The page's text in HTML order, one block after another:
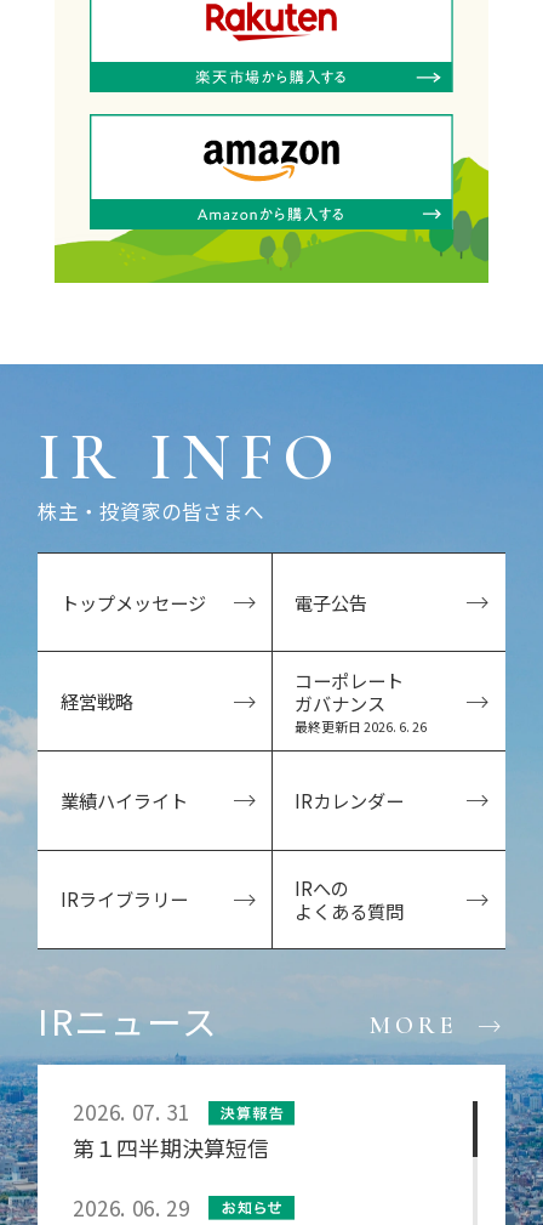
IR INFO
株主・投資家の皆さまへ
トップメッセージ
経営戦略
業績ハイライト
IRライブラリー
電子公告
コーポレート
ガバナンス
最終更新日 2026. 6. 26
IRカレンダー
IRへの
よくある質問
IRニュース MORE
2026. 07. 31
第１四半期決算短信
2026. 06. 29